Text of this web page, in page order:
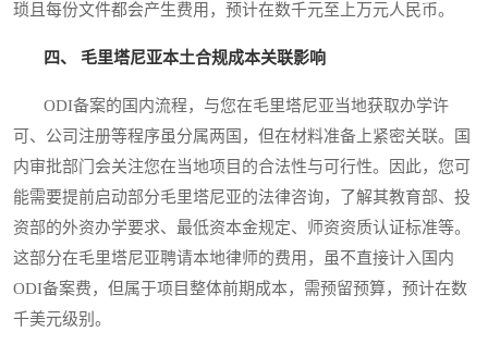
琐且每份文件都会产生费用，预计在数千元至上万元人民币。
四、 毛里塔尼亚本土合规成本关联影响
ODI备案的国内流程，与您在毛里塔尼亚当地获取办学许
可、公司注册等程序虽分属两国，但在材料准备上紧密关联。国
内审批部门会关注您在当地项目的合法性与可行性。因此，您可
能需要提前启动部分毛里塔尼亚的法律咨询，了解其教育部、投
资部的外资办学要求、最低资本金规定、师资资质认证标准等。
这部分在毛里塔尼亚聘请本地律师的费用，虽不直接计入国内
ODI备案费，但属于项目整体前期成本，需预留预算，预计在数
千美元级别。